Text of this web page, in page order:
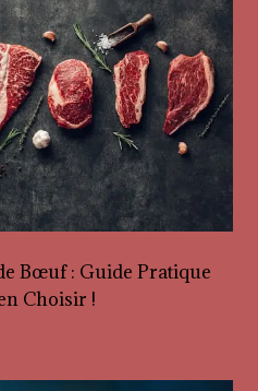
Bœuf : Guide Pratique
Choisir !